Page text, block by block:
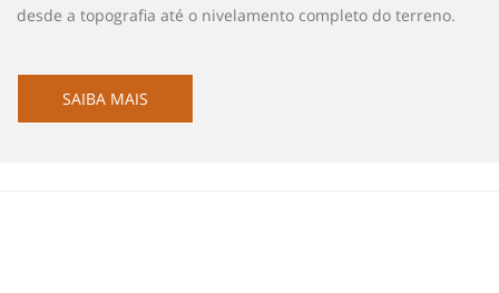
desde a topografia até o nivelamento completo do terreno.
SAIBA MAIS